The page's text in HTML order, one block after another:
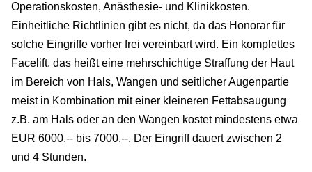
Operationskosten, Anästhesie- und Klinikkosten.
Einheitliche Richtlinien gibt es nicht, da das Honorar für
solche Eingriffe vorher frei vereinbart wird. Ein komplettes
Facelift, das heißt eine mehrschichtige Straffung der Haut
im Bereich von Hals, Wangen und seitlicher Augenpartie
meist in Kombination mit einer kleineren Fettabsaugung
z.B. am Hals oder an den Wangen kostet mindestens etwa
EUR 6000,-- bis 7000,--. Der Eingriff dauert zwischen 2
und 4 Stunden.